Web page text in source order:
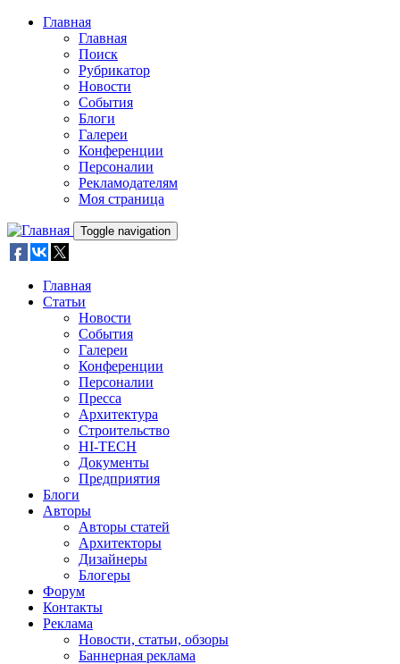
Skip to main content
Главная
Главная
Поиск
Рубрикатор
Новости
События
Блоги
Галереи
Конференции
Персоналии
Рекламодателям
Моя страница
Toggle navigation
Главная
Статьи
Новости
События
Галереи
Конференции
Персоналии
Пресса
Архитектура
Строительство
HI-TECH
Документы
Предприятия
Блоги
Авторы
Авторы статей
Архитекторы
Дизайнеры
Блогеры
Форум
Контакты
Реклама
Новости, статьи, обзоры
Баннерная реклама